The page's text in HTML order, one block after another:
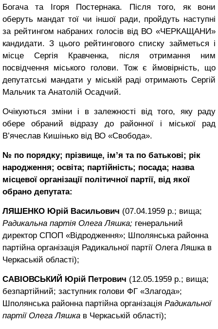
Богача та Ігоря Постернака. Після того, як вони
оберуть мандат тої чи іншої ради, пройдуть наступні
за рейтингом набраних голосів від ВО «ЧЕРКАЩАНИ»
кандидати. З цього рейтингового списку займеться і
місце Сергія Кравченка, після отримання ним
посвідчення міського голови. Тож є ймовірність, що
депутатські мандати у міській раді отримають Сергій
Мальчик та Анатолій Осадчий.
Очікуються зміни і в залежності від того, яку раду
обере обраний відразу до районної і міської рад
В’ячеслав Кишінько від ВО «Свобода».
№ по порядку; прізвище, ім’я та по батькові; рік
народження; освіта; партійність; посада; назва
місцевої організації політичної партії, від якої
обрано депутата:
ЛЯШЕНКО Юрій Васильович (07.04.1959 р.; вища;
Радикальна партія Олега Ляшка; генеральний
директор СПОП «Відродження»; Шполянська районна
партійна організація Радикальної партії Олега Ляшка в
Черкаській області);
САВІОВСЬКИЙ Юрій Петрович (12.05.1959 р.; вища;
безпартійний; заступник голови ФГ «Злагода»;
Шполянська районна партійна організація Радикальної
партії Олега Ляшка в Черкаській області);